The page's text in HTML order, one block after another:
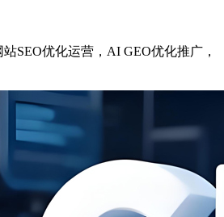
SEO优化运营，AI GEO优化推广，